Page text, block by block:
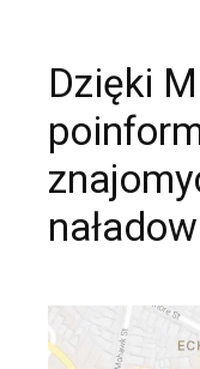
Dzięki